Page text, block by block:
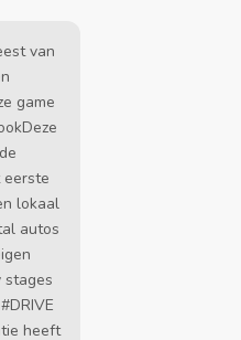
van
game
lokaal
autos
stages
heeft